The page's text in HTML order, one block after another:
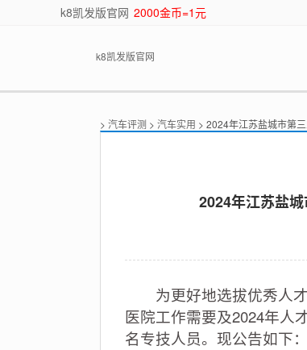
k8凯发版官网 2000金币=1元
k8凯发版官网
> 汽车评测 > 汽车实用 > 2024年江苏盐城市第
2024年江苏盐
为更好地选拔优秀人才
医院工作需要及2024年人
名专技人员。现公告如下：